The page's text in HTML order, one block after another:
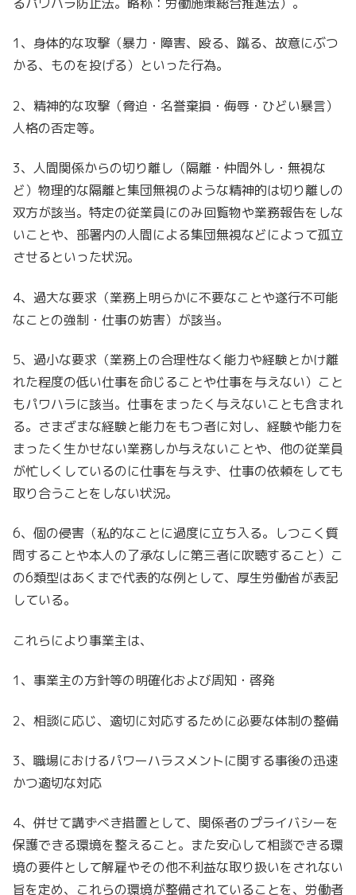
1、身体的な攻撃（暴力・障害、殴る、蹴る、故意にぶつ
かる、ものを投げる）といった行為。
2、精神的な攻撃（脅迫・名誉棄損・侮辱・ひどい暴言）
人格の否定等。
3、人間関係からの切り離し（隔離・仲間外し・無視な
ど）物理的な隔離と集団無視のような精神的は切り離しの
双方が該当。特定の従業員にのみ回覧物や業務報告をしな
いことや、部署内の人間による集団無視などによって孤立
させるといった状況。
4、過大な要求（業務上明らかに不要なことや遂行不可能
なことの強制・仕事の妨害）が該当。
5、過小な要求（業務上の合理性なく能力や経験とかけ離
れた程度の低い仕事を命じることや仕事を与えない）こと
もパワハラに該当。仕事をまったく与えないことも含まれ
る。さまざまな経験と能力をもつ者に対し、経験や能力を
まったく生かせない業務しか与えないことや、他の従業員
が忙しくしているのに仕事を与えず、仕事の依頼をしても
取り合うことをしない状況。
6、個の侵害（私的なことに過度に立ち入る。しつこく質
問することや本人の了承なしに第三者に吹聴すること）こ
の6類型はあくまで代表的な例として、厚生労働省が表記
している。
これらにより事業主は、
1、事業主の方針等の明確化および周知・啓発
2、相談に応じ、適切に対応するために必要な体制の整備
3、職場におけるパワーハラスメントに関する事後の迅速
かつ適切な対応
4、併せて講ずべき措置として、関係者のプライバシーを
保護できる環境を整えること。また安心して相談できる環
境の要件として解雇やその他不利益な取り扱いをされない
旨を定め、これらの環境が整備されていることを、労働者